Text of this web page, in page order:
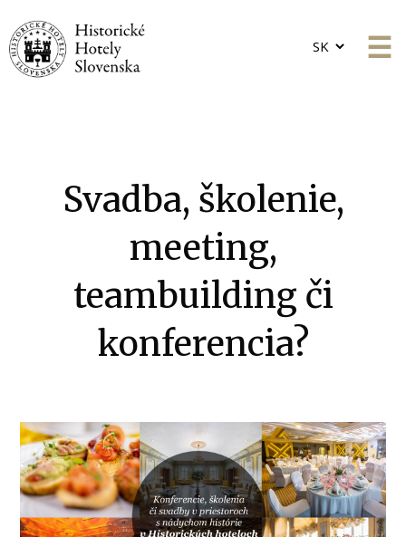
Choose
Svadba, školenie,
meeting,
teambuilding či
konferencia?